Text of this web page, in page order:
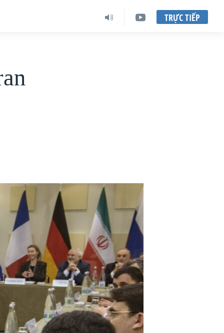
TRỰC TIẾP